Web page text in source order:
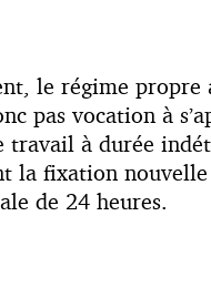
le régime propre
pas vocation à
travail à durée
la fixation nouvelle
de 24 heures.